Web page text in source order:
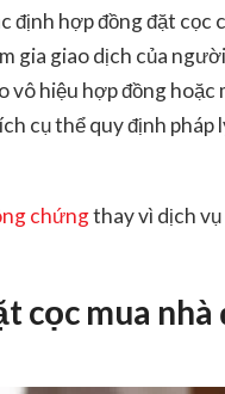
hợp đồng đặt cọc
gia giao dịch của
vô hiệu hợp đồng hoặc
cụ thể quy định pháp
chứngthay vì dịch
cọc mua nhà